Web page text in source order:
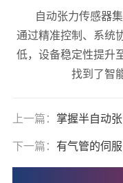
自动张力传感器
通过精准控制、系统
低，设备稳定性提升
找到了智
上一篇： 掌握半自动
下一篇： 有气管的伺